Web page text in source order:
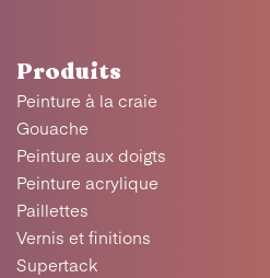
Produits
Peinture à la craie
Gouache
Peinture aux doigts
Peinture acrylique
Paillettes
Vernis et finitions
Supertack